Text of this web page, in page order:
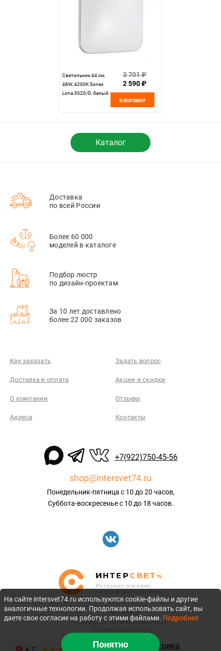
Светильник 44 см,
48W, 4200K Sonex
Lona 3020/D, белый
3 701 ₽
2 590 ₽
В КОРЗИНУ
Каталог
Доставка
по всей России
Более 60 000
моделей в каталоге
Подбор люстр
по дизайн-проектам
За 10 лет доставлено
более 22 000 заказов
Как заказать Задать вопрос
Доставка и оплата Акции и скидки
О компании Отзывы
Адреса Контакты
+7(922)750-45-56
shop@intersvet74.ru
Понедельник-пятница с 10 до 20 часов,
Суббота-воскресенье с 10 до 18 часов.
©2010-2026
Политика конфиденциальности
На сайте intersvet74.ru используются cookie-файлы и другие
аналогичные технологии. Продолжая использовать сайт, вы
даете свое согласие на работу с этими файлами. Подробнее
Понятно